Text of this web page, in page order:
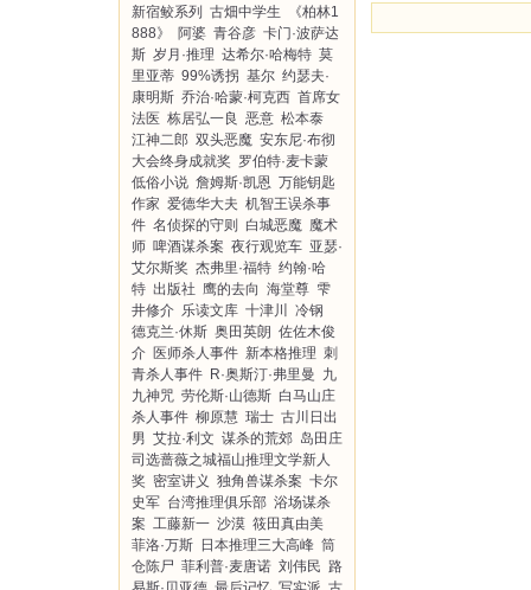
新宿鲛系列
古畑中学生
《柏林1
888》
阿婆 青谷彦 卡门·波萨达
斯 岁月·推理 达希尔·哈梅特 莫
里亚蒂 99%诱拐 基尔 约瑟夫·
康明斯 乔治·哈蒙·柯克西 首席女
法医 栋居弘一良 恶意 松本泰
江神二郎 双头恶魔 安东尼·布彻
大会终身成就奖 罗伯特·麦卡蒙
低俗小说 詹姆斯·凯恩 万能钥匙
作家 爱德华大夫 机智王误杀事
件 名侦探的守则 白城恶魔 魔术
师 啤酒谋杀案 夜行观览车 亚瑟·
艾尔斯奖 杰弗里·福特 约翰·哈
特 出版社 鹰的去向 海堂尊 雫
井修介 乐读文库 十津川
冷钢
德克兰·休斯 奥田英朗 佐佐木俊
介 医师杀人事件 新本格推理 刺
青杀人事件 R·奥斯汀·弗里曼 九
九神咒 劳伦斯·山德斯 白马山庄
杀人事件 柳原慧 瑞士 古川日出
男 艾拉·利文 谋杀的荒郊 岛田庄
司选蔷薇之城福山推理文学新人
奖 密室讲义 独角兽谋杀案 卡尔
史军 台湾推理俱乐部 浴场谋杀
案 工藤新一 沙漠 筱田真由美
菲洛·万斯 日本推理三大高峰 筒
仓陈尸 菲利普·麦唐诺 刘伟民 路